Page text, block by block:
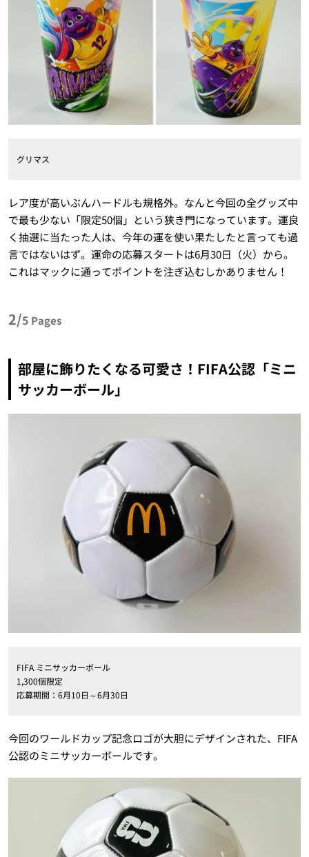
グリマス
レア度が高いぶんハードルも規格外。なんと今回の全グッズ中
で最も少ない「限定50個」という狭き門になっています。運良
く抽選に当たった人は、今年の運を使い果たしたと言っても過
言ではないはず。運命の応募スタートは6月30日（火）から。
これはマックに通ってポイントを注ぎ込むしかありません！
2/5 Pages
部屋に飾りたくなる可愛さ！FIFA公認「ミニ
サッカーボール」
FIFA ミニサッカーボール
1,300個限定
応募期間：6月10日～6月30日
今回のワールドカップ記念ロゴが大胆にデザインされた、FIFA
公認のミニサッカーボールです。